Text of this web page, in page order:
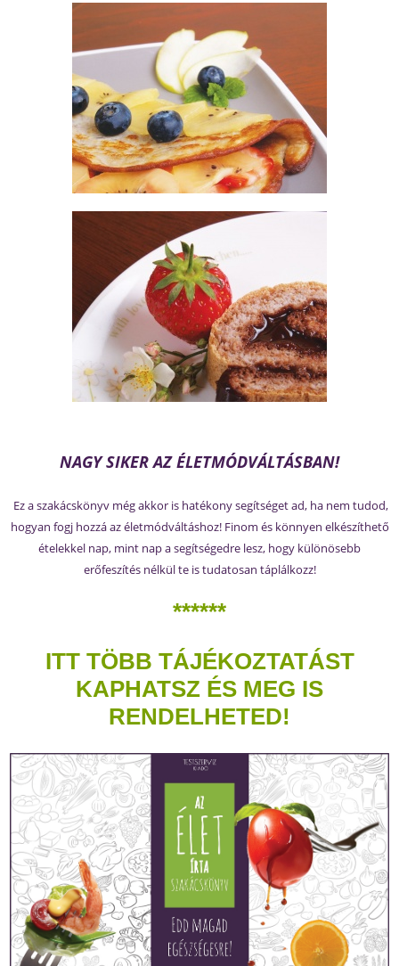
NAGY SIKER AZ ÉLETMÓDVÁLTÁSBAN!
Ez a szakácskönyv még akkor is hatékony segítséget ad, ha nem tudod,
hogyan fogj hozzá az életmódváltáshoz! Finom és könnyen elkészíthető
ételekkel nap, mint nap a segítségedre lesz, hogy különösebb
erőfeszítés nélkül te is tudatosan táplálkozz!
******
ITT TÖBB TÁJÉKOZTATÁST
KAPHATSZ ÉS MEG IS
RENDELHETED!